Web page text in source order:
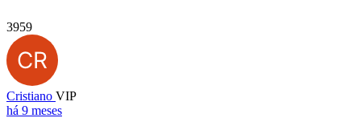
3959
Cristiano VIP
há 9 meses